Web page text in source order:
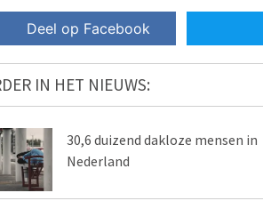
Deel op Facebook
IN HET NIEUWS:
30,6 duizend dakloze mensen in
Nederland